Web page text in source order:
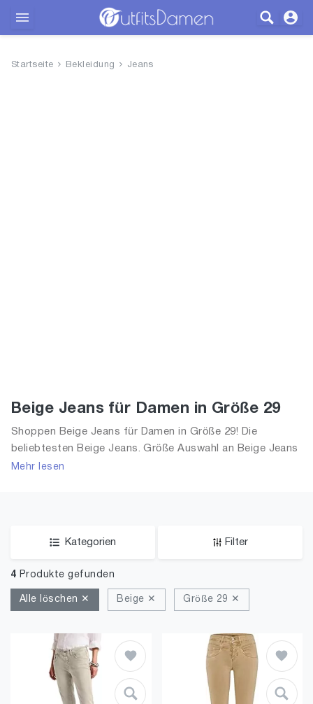
Startseite Bekleidung Jeans
Beige Jeans für Damen in Größe 29
Shoppen Beige Jeans für Damen in Größe 29! Die
beliebtesten Beige Jeans. Größe Auswahl an Beige Jeans
in Größe 29 und alle Trends aus 2026 für Frauen!
Mehr lesen
Kategorien Filter
4 Produkte gefunden
Alle löschen ✕ Beige ✕ Größe 29 ✕